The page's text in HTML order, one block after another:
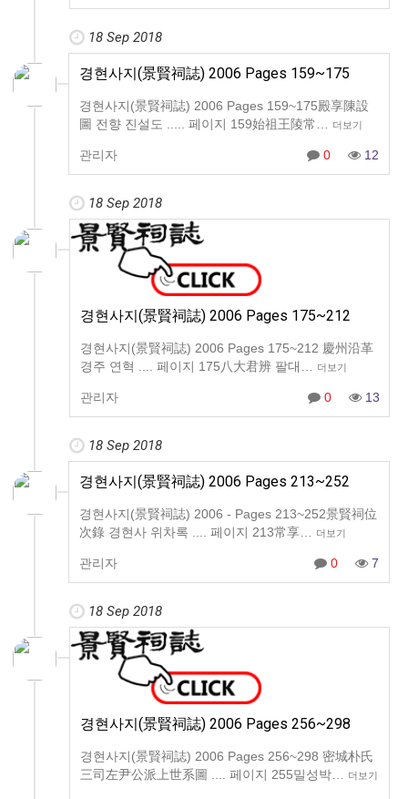
18 Sep 2018
경현사지(景賢祠誌) 2006 Pages 159~175
경현사지(景賢祠誌) 2006 Pages 159~175殿享陳設
圖 전향 진설도 ..... 페이지 159始祖王陵常…
더보기
관리자 0 12
18 Sep 2018
경현사지(景賢祠誌) 2006 Pages 175~212
경현사지(景賢祠誌) 2006 Pages 175~212 慶州沿革
경주 연혁 .... 페이지 175八大君辨 팔대…
더보기
관리자 0 13
18 Sep 2018
경현사지(景賢祠誌) 2006 Pages 213~252
경현사지(景賢祠誌) 2006 - Pages 213~252景賢祠位
次錄 경현사 위차록 .... 페이지 213常享…
더보기
관리자 0 7
18 Sep 2018
경현사지(景賢祠誌) 2006 Pages 256~298
경현사지(景賢祠誌) 2006 Pages 256~298 密城朴氏
三司左尹公派上世系圖 .... 페이지 255밀성박…
더보기